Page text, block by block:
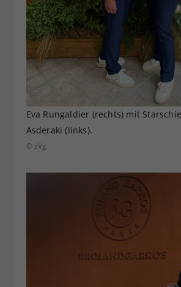
Eva Rungaldier (rechts) mit
Asderaki (links).
© zVg